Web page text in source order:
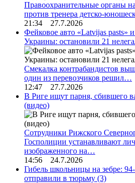
Правоохранительные органы
против тренера детско-
21:34 27.7.2026
Фейковое авто «Latvijas pasts»
Украины: остановили 21
Смекалка контрабандистов
один из перевозчиков решил…
12:47 27.7.2026
В Риге ищут парня, сбившего
(видео)
Сотрудники Рижского
Госполиции устанавливают
изображенного на…
14:56 24.7.2026
Гибель школьницы на зебре:
отправили в тюрьму (3)